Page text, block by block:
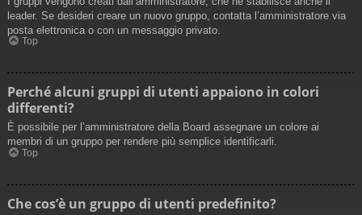
leader. Se desideri creare un nuovo gruppo, contatta l’amministratore via
posta elettronica o con un messaggio privato.
Top
Perché alcuni gruppi di utenti appaiono in colori
differenti?
È possibile per l’amministratore della Board assegnare un colore ai
membri di un gruppo per rendere più semplice identificarli.
Top
Che cos’è un gruppo di utenti predefinito?